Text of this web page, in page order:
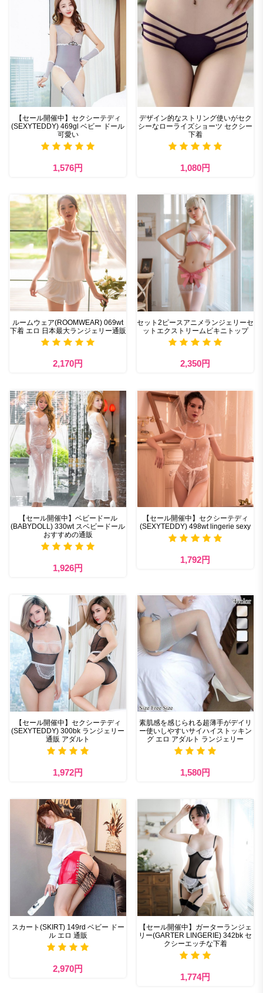
【セール開催中】セクシーテディ
(SEXYTEDDY) 469gl ベビー ドール
可愛い
1,576円
デザイン的なストリング使いがセク
シーなローライズショーツ セクシー
下着
1,080円
ルームウェア(ROOMWEAR) 069wt
下着 エロ 日本最大ランジェリー通販
2,170円
セット2ピースアニメランジェリーセ
ットエクストリームビキニトップ
2,350円
【セール開催中】ベビードール
(BABYDOLL) 330wt スベビードール
おすすめの通販
1,926円
【セール開催中】セクシーテディ
(SEXYTEDDY) 498wt lingerie sexy
1,792円
【セール開催中】セクシーテディ
(SEXYTEDDY) 300bk ランジェリー
通販 アダルト
1,972円
素肌感を感じられる超薄手がデイリ
ー使いしやすいサイハイストッキン
グ エロ アダルト ランジェリー
1,580円
スカート(SKIRT) 149rd ベビー ドー
ル エロ 通販
2,970円
【セール開催中】ガーターランジェ
リー(GARTER LINGERIE) 342bk セ
クシーエッチな下着
1,774円